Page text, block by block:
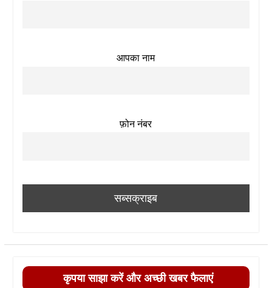
आपका नाम
फ़ोन नंबर
कृपया साझा करें और अच्छी खबर फैलाएं